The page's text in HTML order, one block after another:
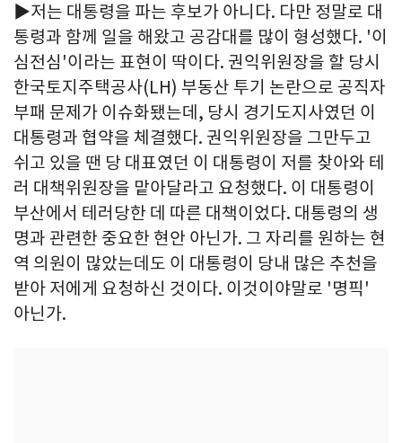
▶저는 대통령을 파는 후보가 아니다. 다만 정말로 대
통령과 함께 일을 해왔고 공감대를 많이 형성했다. '이
심전심'이라는 표현이 딱이다. 권익위원장을 할 당시
한국토지주택공사(LH) 부동산 투기 논란으로 공직자
부패 문제가 이슈화됐는데, 당시 경기도지사였던 이
대통령과 협약을 체결했다. 권익위원장을 그만두고
쉬고 있을 땐 당 대표였던 이 대통령이 저를 찾아와 테
러 대책위원장을 맡아달라고 요청했다. 이 대통령이
부산에서 테러당한 데 따른 대책이었다. 대통령의 생
명과 관련한 중요한 현안 아닌가. 그 자리를 원하는 현
역 의원이 많았는데도 이 대통령이 당내 많은 추천을
받아 저에게 요청하신 것이다. 이것이야말로 '명픽'
아닌가.